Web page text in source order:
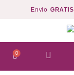
Envío GRATIS